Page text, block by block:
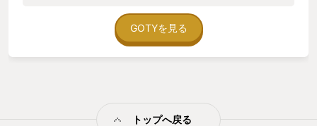
ズをやめる、をすることもあります。 インストラクターさんは
あんなにやる気満々だったのに、すん・・・と真顔に戻って、
それでも怒らずにスタンプを押してくれます。 本当にごめんっ
て思います。 おかげでゆるゆると続けることができています。
レイしてみてはいかがでしょうか。
リングフィットアドベンチャーはスペースを確保するのが厳し
くて購入を断念。結果、「運動メニューに寝そべる体勢がな
い」「床をあんまりドンドンしない」「1畳ほどのスペースがあ
ム的な楽しみはあまりないが、ボクシング的な体の使い方が妙
GOTYを見る
トップへ戻る